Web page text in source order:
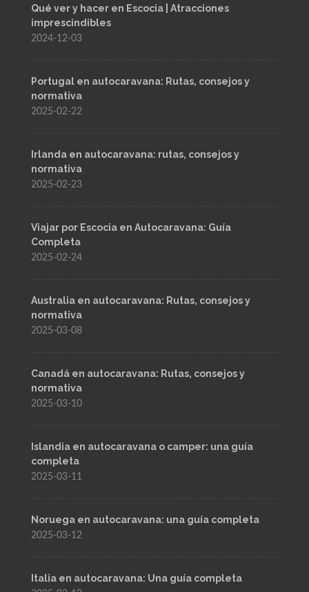
Qué ver y hacer en Escocia | Atracciones
imprescindibles
2024-12-03
Portugal en autocaravana: Rutas, consejos y
normativa
2025-02-22
Irlanda en autocaravana: rutas, consejos y
normativa
2025-02-23
Viajar por Escocia en Autocaravana: Guía
Completa
2025-02-24
Australia en autocaravana: Rutas, consejos y
normativa
2025-03-08
Canadá en autocaravana: Rutas, consejos y
normativa
2025-03-10
Islandia en autocaravana o camper: una guía
completa
2025-03-11
Noruega en autocaravana: una guía completa
2025-03-12
Italia en autocaravana: Una guía completa